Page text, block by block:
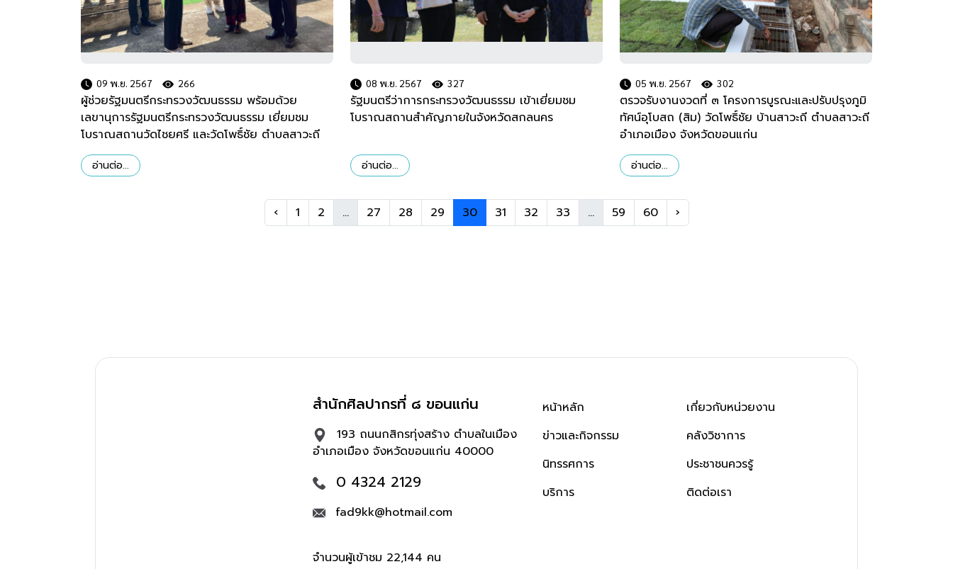
09 พ.ย. 2567 266
ผู้ช่วยรัฐมนตรีกระทรวงวัฒนธรรม พร้อมด้วย
เลขานุการรัฐมนตรีกระทรวงวัฒนธรรม เยี่ยมชม
โบราณสถานวัดไชยศรี และวัดโพธิ์ชัย ตำบลสาวะถี
อำเภอเมืองขอนแก่น จังหวัดขอนแก่น
อ่านต่อ...
08 พ.ย. 2567 327
รัฐมนตรีว่าการกระทรวงวัฒนธรรม เข้าเยี่ยมชม
โบราณสถานสำคัญภายในจังหวัดสกลนคร
อ่านต่อ...
05 พ.ย. 2567 302
ตรวจรับงานงวดที่ ๓ โครงการบูรณะและปรับปรุงภูมิ
ทัศน์อุโบสถ (สิม) วัดโพธิ์ชัย บ้านสาวะถี ตำบลสาวะถี
อำเภอเมือง จังหวัดขอนแก่น
อ่านต่อ...
‹ 1 2 ... 27 28 29 30 31 32 33 ... 59 60 ›
สำนักศิลปากรที่ ๘ ขอนแก่น
193 ถนนกสิกรทุ่งสร้าง ตำบลในเมือง
อำเภอเมือง จังหวัดขอนแก่น 40000
0 4324 2129
fad9kk@hotmail.com
จำนวนผู้เข้าชม 22,144 คน
หน้าหลัก
ข่าวและกิจกรรม
นิทรรศการ
บริการ
เกี่ยวกับหน่วยงาน
คลังวิชาการ
ประชาชนควรรู้
ติดต่อเรา